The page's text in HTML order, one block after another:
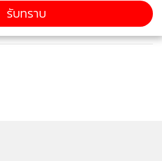
ชีวิตของพวกเขาให้ดีขึ้น
วอื่นในหมวด
รับทราบ